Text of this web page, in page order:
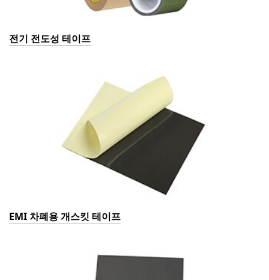
전기 전도성 테이프
EMI 차폐용 개스킷 테이프